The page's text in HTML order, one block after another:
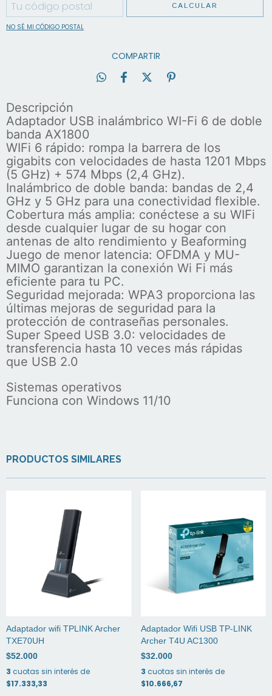
CALCULAR
NO SÉ MI CÓDIGO POSTAL
COMPARTIR
Descripción
Adaptador USB inalámbrico WI-Fi 6 de doble
banda AX1800
WIFi 6 rápido: rompa la barrera de los
gigabits con velocidades de hasta 1201 Mbps
(5 GHz) + 574 Mbps (2,4 GHz).
Inalámbrico de doble banda: bandas de 2,4
GHz y 5 GHz para una conectividad flexible.
Cobertura más amplia: conéctese a su WIFi
desde cualquier lugar de su hogar con
antenas de alto rendimiento y Beaforming
Juego de menor latencia: OFDMA y MU-
MIMO garantizan la conexión Wi Fi más
eficiente para tu PC.
Seguridad mejorada: WPA3 proporciona las
últimas mejoras de seguridad para la
protección de contraseñas personales.
Super Speed USB 3.0: velocidades de
transferencia hasta 10 veces más rápidas
que USB 2.0
Sistemas operativos
Funciona con Windows 11/10
PRODUCTOS SIMILARES
Adaptador wifi TPLINK Archer
TXE70UH
$52.000
3 cuotas sin interés de
$17.333,33
Adaptador Wifi USB TP-LINK
Archer T4U AC1300
$32.000
3 cuotas sin interés de
$10.666,67